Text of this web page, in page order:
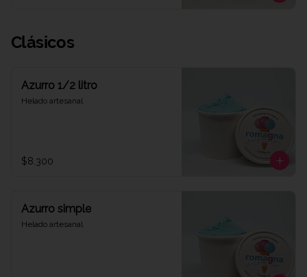
Clásicos
Azurro 1/2 litro
Helado artesanal
$8.300
Azurro simple
Helado artesanal